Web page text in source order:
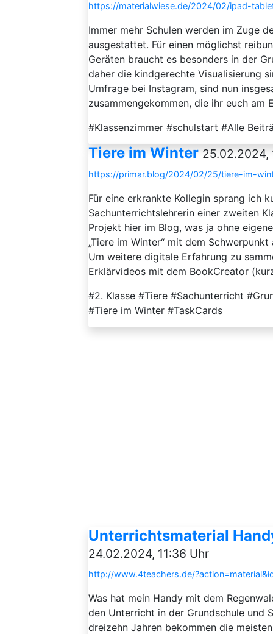
https://materialwiese.de/2024/02/ipad-
Immer mehr Schulen werden im Zuge
ausgestattet. Für einen möglichst
Geräten braucht es besonders in der
daher die kindgerechte Visualisierung
Umfrage bei Instagram, sind nun
zusammengekommen, die ihr euch am
#Klassenzimmer #schulstart #Alle
Tiere im Winter 25.02.2024,
https://primar.blog/2024/02/25/tiere-im-
Für eine erkrankte Kollegin sprang ich
Sachunterrichtslehrerin einer zweiten
Projekt hier im Blog, was ja ohne
„Tiere im Winter“ mit dem
Um weitere digitale Erfahrung zu
Erklärvideos mit dem BookCreator
#2. Klasse #Tiere #Sachunterricht
#Tiere im Winter #TaskCards
Unterrichtsmaterial
24.02.2024, 11:36 Uhr
http://www.4teachers.de/
Was hat mein Handy mit dem
den Unterricht in der Grundschule und
dreizehn Jahren bekommen die